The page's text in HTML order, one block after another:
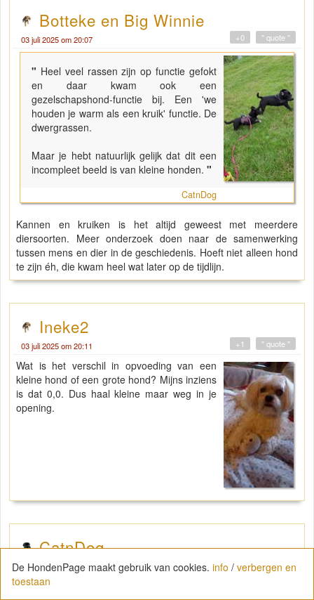
Botteke en Big Winnie
03 juli 2025 om 20:07 " quote "
+0
" Heel veel rassen zijn op functie gefokt
en daar kwam ook een
gezelschapshond-functie bij. Een 'we
houden je warm als een kruik' functie. De
dwergrassen.
Maar je hebt natuurlijk gelijk dat dit een
incompleet beeld is van kleine honden. "
CatnDog
Kannen en kruiken is het altijd geweest met meerdere
diersoorten. Meer onderzoek doen naar de samenwerking
tussen mens en dier in de geschiedenis. Hoeft niet alleen hond
te zijn éh, die kwam heel wat later op de tijdlijn.
Ineke2
03 juli 2025 om 20:11 " quote "
+1
Wat is het verschil in opvoeding van een
kleine hond of een grote hond? Mijns inziens
is dat 0,0. Dus haal kleine maar weg in je
opening.
CatnDog
03 juli 2025 om 20:24 " quote "
+0
De HondenPage maakt gebruik van cookies. info / verbergen en
toestaan